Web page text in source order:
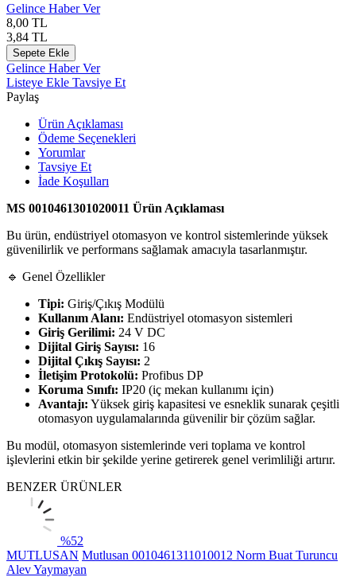
Gelince Haber Ver
8,00 TL
3,84 TL
Sepete Ekle
Gelince Haber Ver
Listeye Ekle Tavsiye Et
Paylaş
Ürün Açıklaması
Ödeme Seçenekleri
Yorumlar
Tavsiye Et
İade Koşulları
MS 0010461301020011 Ürün Açıklaması
Bu ürün, endüstriyel otomasyon ve kontrol sistemlerinde yüksek
güvenilirlik ve performans sağlamak amacıyla tasarlanmıştır.
🔹 Genel Özellikler
Tipi: Giriş/Çıkış Modülü
Kullanım Alanı: Endüstriyel otomasyon sistemleri
Giriş Gerilimi: 24 V DC
Dijital Giriş Sayısı: 16
Dijital Çıkış Sayısı: 2
İletişim Protokolü: Profibus DP
Koruma Sınıfı: IP20 (iç mekan kullanımı için)
Avantajı: Yüksek giriş kapasitesi ve esneklik sunarak çeşitli
otomasyon uygulamalarında güvenilir bir çözüm sağlar.
Bu modül, otomasyon sistemlerinde veri toplama ve kontrol
işlevlerini etkin bir şekilde yerine getirerek genel verimliliği artırır.
BENZER ÜRÜNLER
%52
MUTLUSAN Mutlusan 0010461311010012 Norm Buat Turuncu
Alev Yaymayan